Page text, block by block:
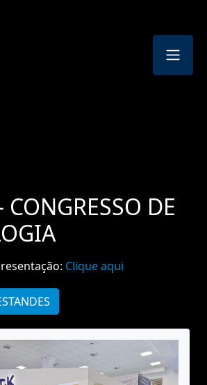
CONGRESSO DE
Clique aqui